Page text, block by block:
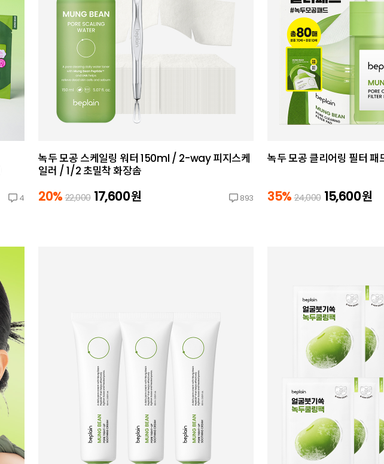
4
녹두 모공 스케일링 워터 150ml / 2-way 피지스케
일러 / 1/2 초밀착 화장솜
20% 22,000 17,600원 893
녹두 모공 클리어링 필터
35% 24,000 15,600원